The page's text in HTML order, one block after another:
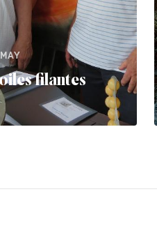
filantes